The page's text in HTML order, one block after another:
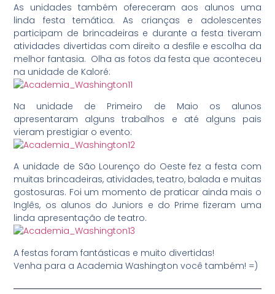
As unidades também ofereceram aos alunos uma
linda festa temática. As crianças e adolescentes
participam de brincadeiras e durante a festa tiveram
atividades divertidas com direito a desfile e escolha da
melhor fantasia. Olha as fotos da festa que aconteceu
na unidade de Kaloré:
Na unidade de Primeiro de Maio os alunos
apresentaram alguns trabalhos e até alguns pais
vieram prestigiar o evento:
A unidade de São Lourenço do Oeste fez a festa com
muitas brincadeiras, atividades, teatro, balada e muitas
gostosuras. Foi um momento de praticar ainda mais o
Inglês, os alunos do Juniors e do Prime fizeram uma
linda apresentação de teatro.
A festas foram fantásticas e muito divertidas!
Venha para a Academia Washington você também! =)